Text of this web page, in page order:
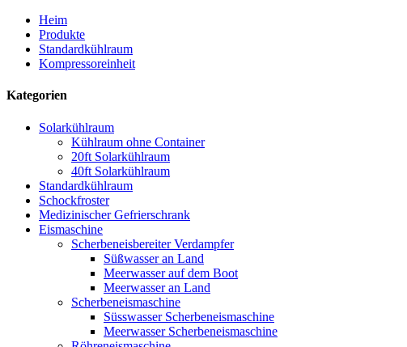
Heim
Produkte
Standardkühlraum
Kompressoreinheit
Kategorien
Solarkühlraum
Kühlraum ohne Container
20ft Solarkühlraum
40ft Solarkühlraum
Standardkühlraum
Schockfroster
Medizinischer Gefrierschrank
Eismaschine
Scherbeneisbereiter Verdampfer
Süßwasser an Land
Meerwasser auf dem Boot
Meerwasser an Land
Scherbeneismaschine
Süsswasser Scherbeneismaschine
Meerwasser Scherbeneismaschine